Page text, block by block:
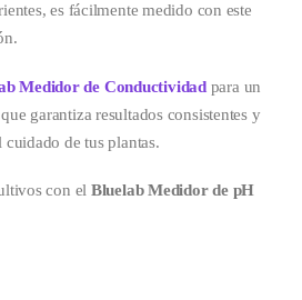
es fácilmente medido con este
Medidor de Conductividadpara un
garantiza resultados consistentes y
cuidado de tus plantas.
con el Bluelab Medidor de pH